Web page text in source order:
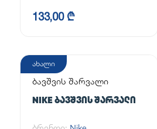
133,00 ₾
ახალი
ბავშვის შარვალი
NIKE ᲑᲐᲕᲨᲕᲘᲡ ᲨᲐᲠᲕᲐᲚᲘ